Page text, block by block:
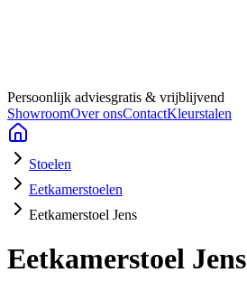
Persoonlijk adviesgratis & vrijblijvend
ShowroomOver onsContactKleurstalen
Stoelen
Eetkamerstoelen
Eetkamerstoel Jens
Eetkamerstoel Jens